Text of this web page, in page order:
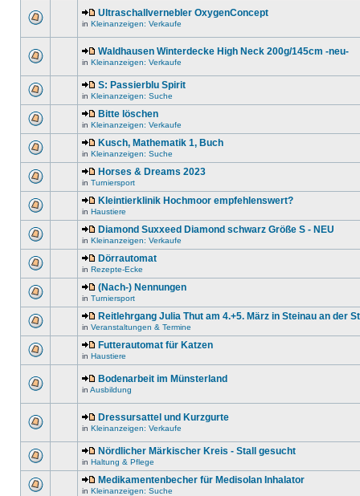
Ultraschallvernebler OxygenConcept
in Kleinanzeigen: Verkaufe
Waldhausen Winterdecke High Neck 200g/145cm -neu-
in Kleinanzeigen: Verkaufe
S: Passierblu Spirit
in Kleinanzeigen: Suche
Bitte löschen
in Kleinanzeigen: Verkaufe
Kusch, Mathematik 1, Buch
in Kleinanzeigen: Suche
Horses & Dreams 2023
in Turniersport
Kleintierklinik Hochmoor empfehlenswert?
in Haustiere
Diamond Suxxeed Diamond schwarz Größe S - NEU
in Kleinanzeigen: Verkaufe
Dörrautomat
in Rezepte-Ecke
(Nach-) Nennungen
in Turniersport
Reitlehrgang Julia Thut am 4.+5. März in Steinau an der
in Veranstaltungen & Termine
Futterautomat für Katzen
in Haustiere
Bodenarbeit im Münsterland
in Ausbildung
Dressursattel und Kurzgurte
in Kleinanzeigen: Verkaufe
Nördlicher Märkischer Kreis - Stall gesucht
in Haltung & Pflege
Medikamentenbecher für Medisolan Inhalator
in Kleinanzeigen: Suche